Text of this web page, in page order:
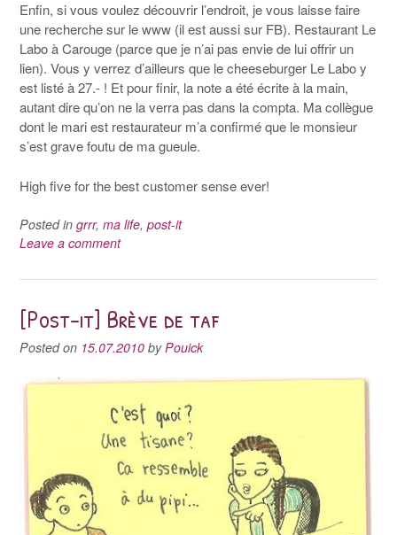
Enfin, si vous voulez découvrir l’endroit, je vous laisse faire
une recherche sur le www (il est aussi sur FB). Restaurant Le
Labo à Carouge (parce que je n’ai pas envie de lui offrir un
lien). Vous y verrez d’ailleurs que le cheeseburger Le Labo y
est listé à 27.- ! Et pour finir, la note a été écrite à la main,
autant dire qu’on ne la verra pas dans la compta. Ma collègue
dont le mari est restaurateur m’a confirmé que le monsieur
s’est grave foutu de ma gueule.
High five for the best customer sense ever!
Posted in grrr, ma life, post-it
Leave a comment
[Post-it] Brève de taf
Posted on 15.07.2010 byPouick